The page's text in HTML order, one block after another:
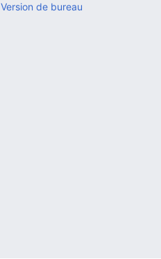
Version de bureau